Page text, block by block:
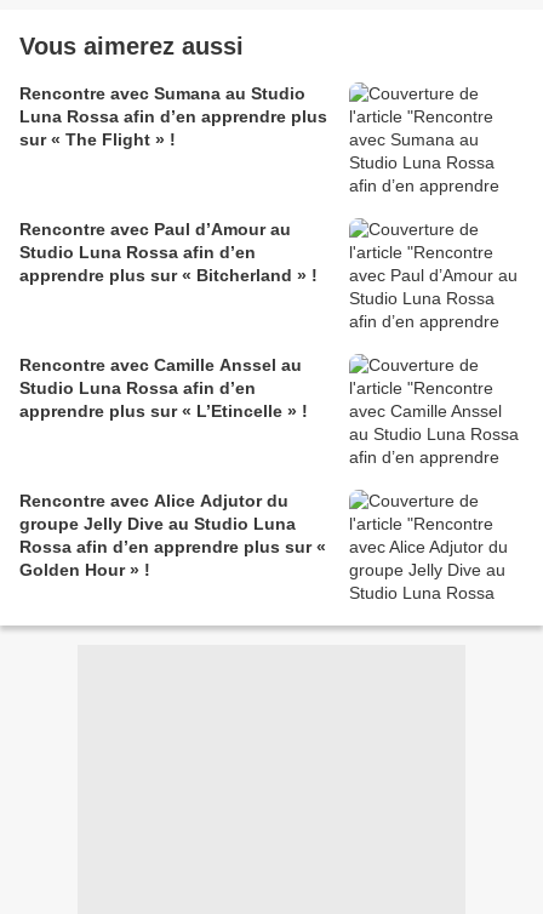
Vous aimerez aussi
Rencontre avec Sumana au Studio
Luna Rossa afin d’en apprendre plus
sur « The Flight » !
Rencontre avec Paul d’Amour au
Studio Luna Rossa afin d’en
apprendre plus sur « Bitcherland » !
Rencontre avec Camille Anssel au
Studio Luna Rossa afin d’en
apprendre plus sur « L’Etincelle » !
Rencontre avec Alice Adjutor du
groupe Jelly Dive au Studio Luna
Rossa afin d’en apprendre plus sur «
Golden Hour » !